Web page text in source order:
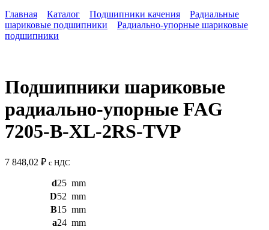
Главная
Каталог Подшипники качения
Радиальные
шариковые подшипники
Радиально-упорные шариковые
подшипники
Подшипники шариковые
радиально-упорные FAG
7205-B-XL-2RS-TVP
7 848,02 ₽ с НДС
d25 mm
D52 mm
B15 mm
a24 mm